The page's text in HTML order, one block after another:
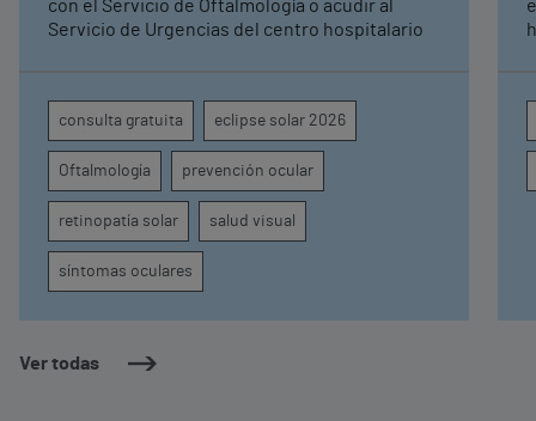
Ver todas
con el Servicio de Oftalmología o acudir al
Servicio de Urgencias del centro hospitalario
consulta gratuita eclipse solar 2026
Oftalmología prevención ocular
retinopatía solar salud visual
síntomas oculares